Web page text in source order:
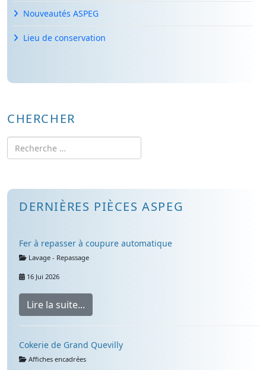
Nouveautés ASPEG
Lieu de conservation
CHERCHER
Rechercher
DERNIÈRES PIÈCES ASPEG
Fer à repasser à coupure automatique
Détails
Lavage - Repassage
16 Jui 2026
Lire la suite...
Cokerie de Grand Quevilly
Détails
Affiches encadrées